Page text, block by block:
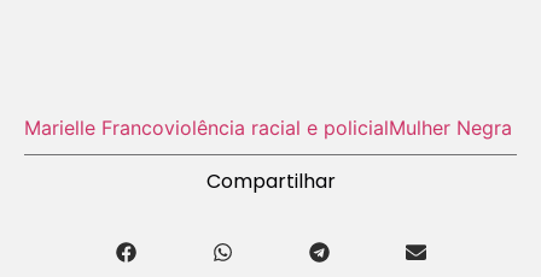
Marielle Francoviolência racial e policialMulher Negra
Compartilhar